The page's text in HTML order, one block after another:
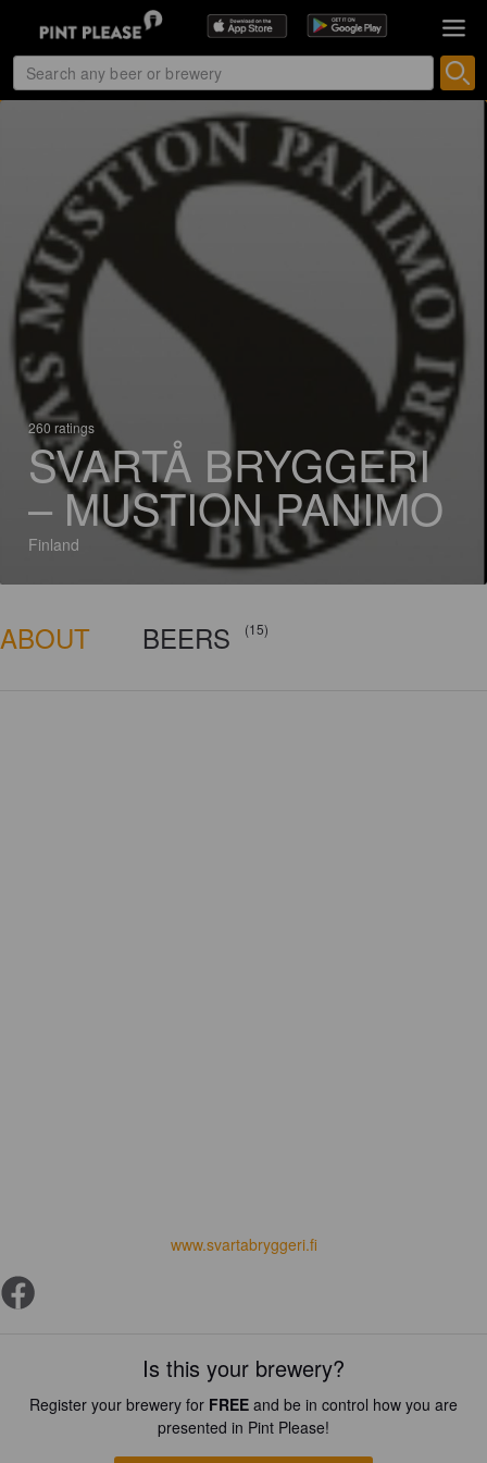
260 ratings
SVARTÅ BRYGGERI
– MUSTION PANIMO
Finland
ABOUT BEERS (15)
www.svartabryggeri.fi
Is this your brewery?
Register your brewery for FREE and be in control how you are
presented in Pint Please!